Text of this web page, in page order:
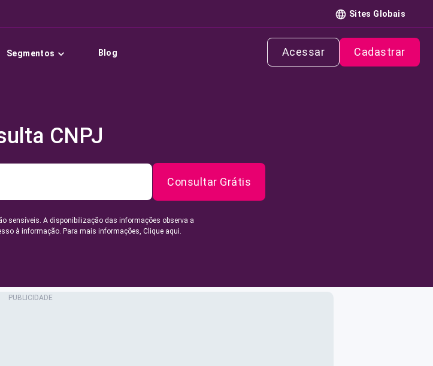
Sites Globais
Segmentos Blog Acessar Cadastrar
CNPJ
Consultar Grátis
sensíveis. A disponibilização das informações observa a
à informação. Para mais informações, Clique aqui.